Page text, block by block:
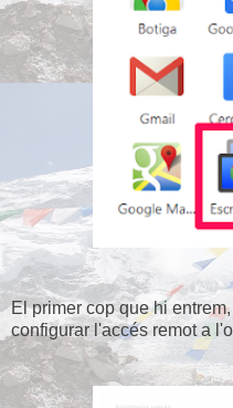
El primer cop que hi
configurar l'accés remot a